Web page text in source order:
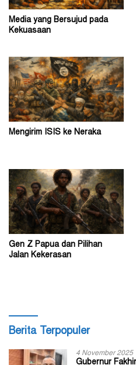
Media yang Bersujud pada
Kekuasaan
Mengirim ISIS ke Neraka
Gen Z Papua dan Pilihan
Jalan Kekerasan
Berita Terpopuler
4 November 2025
Gubernur